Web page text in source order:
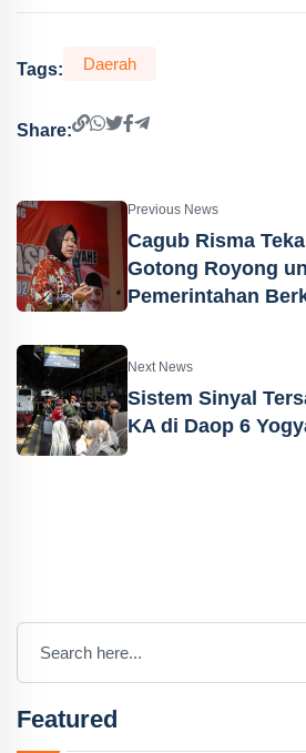
Tags: Daerah
Share:
Previous News
Cagub Risma
Gotong Royong
Pemerintahan
Next News
Sistem Sinyal
KA di Daop 6
Featured